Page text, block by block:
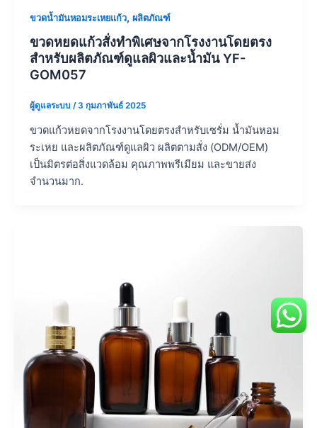
ขวดน้ำมันหอมระเหยแก้ว, ผลิตภัณฑ์
ขวดหยดแก้วสั่งทำพิเศษจากโรงงานโดยตรง
สำหรับผลิตภัณฑ์ดูแลผิวและน้ำมัน YF-
GOM057
ผู้ดูแลระบบ /3 กุมภาพันธ์ 2025
ขวดแก้วหยดจากโรงงานโดยตรงสำหรับเซรั่ม น้ำมันหอม
ระเหย และผลิตภัณฑ์ดูแลผิว ผลิตตามสั่ง (ODM/OEM)
เป็นมิตรต่อสิ่งแวดล้อม คุณภาพพรีเมียม และขายส่ง
จำนวนมาก.